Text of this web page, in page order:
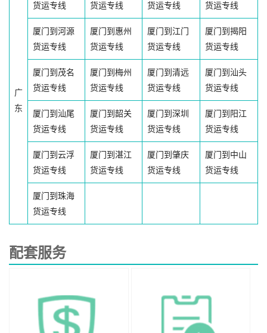
广
东
货运专线
货运专线
货运专线
货运专线
厦门到河源
货运专线
厦门到惠州
货运专线
厦门到江门
货运专线
厦门到揭阳
货运专线
厦门到茂名
货运专线
厦门到梅州
货运专线
厦门到清远
货运专线
厦门到汕头
货运专线
厦门到汕尾
货运专线
厦门到韶关
货运专线
厦门到深圳
货运专线
厦门到阳江
货运专线
厦门到云浮
货运专线
厦门到湛江
货运专线
厦门到肇庆
货运专线
厦门到中山
货运专线
厦门到珠海
货运专线
配套服务